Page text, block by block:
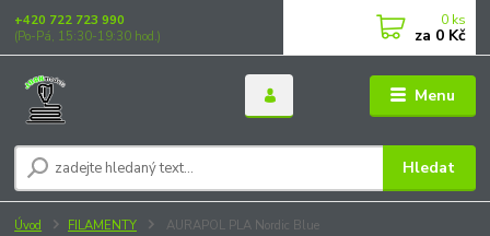
Menu
Hledat
+420 722 723 990
(Po-Pá, 15:30-19:30 hod.)
0 ks
za 0 Kč
Úvod FILAMENTY AURAPOL PLA Nordic Blue